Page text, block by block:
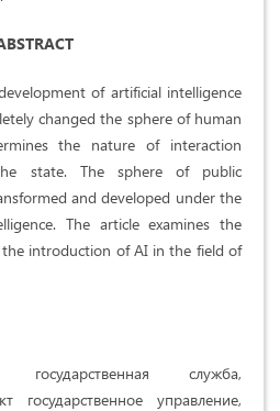
of artificial intelligence
changed the sphere of human
the nature of interaction
state. The sphere of public
and developed under the
The article examines the
introduction of AI in the field of
государственная служба,
государственное управление,